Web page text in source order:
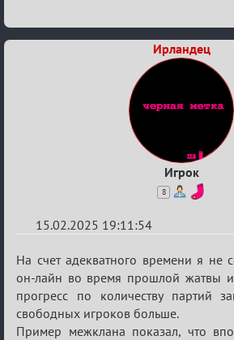
Ирландец
Игрок
8
15.02.2025 19:11:54
Re:
Кровавая
жатва
На счет адекватного времени я не
он-лайн во время прошлой жатвы
прогресс по количеству партий
свободных игроков больше.
Пример межклана показал, что